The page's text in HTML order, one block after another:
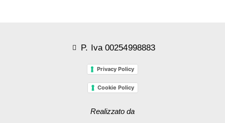
P. Iva 00254998883
Privacy Policy
Cookie Policy
Realizzato da